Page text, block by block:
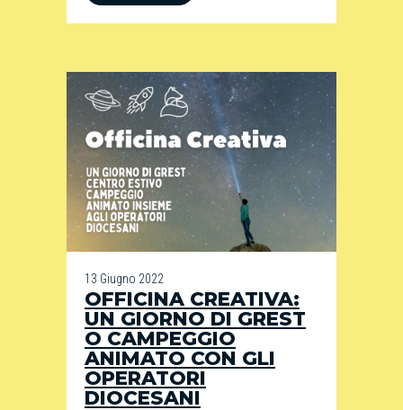
13 Giugno 2022
OFFICINA CREATIVA:
UN GIORNO DI GREST
O CAMPEGGIO
ANIMATO CON GLI
OPERATORI
DIOCESANI